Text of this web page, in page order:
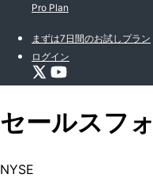
Pro Plan
まずは7日間のお試しプラン
ログイン
セールスフ
NYSE